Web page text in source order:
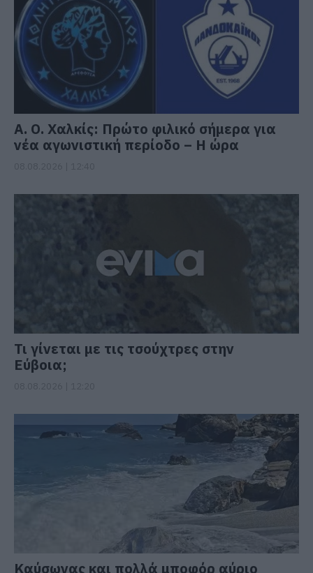
Α. Ο. Χαλκίς: Πρώτο φιλικό σήμερα για
νέα αγωνιστική περίοδο – Η ώρα
Τι γίνεται με τις τσούχτρες στην
Εύβοια;
Καύσωνας και πολλά μποφόρ αύριο